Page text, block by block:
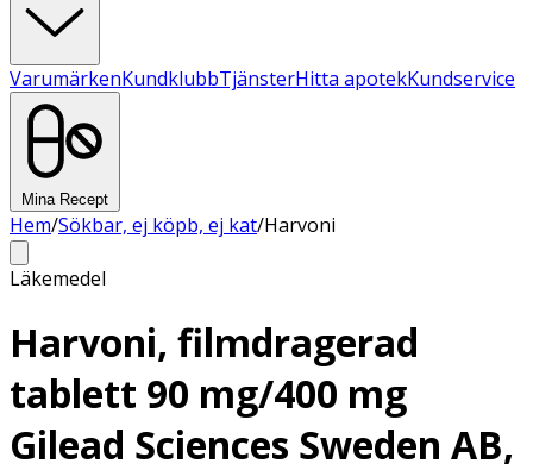
VarumärkenKundklubbTjänsterHitta apotekKundservice
Mina Recept
Hem/Sökbar, ej köpb, ej kat/Harvoni
Läkemedel
Harvoni, filmdragerad
tablett 90 mg/400 mg
Gilead Sciences Sweden AB,